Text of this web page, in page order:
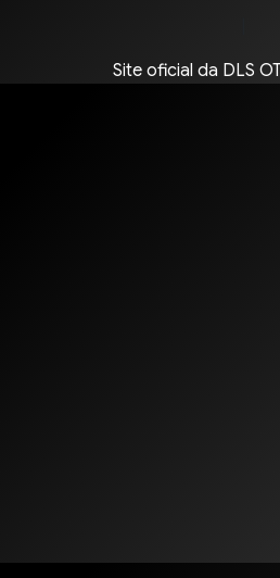
Site oficial da DLS